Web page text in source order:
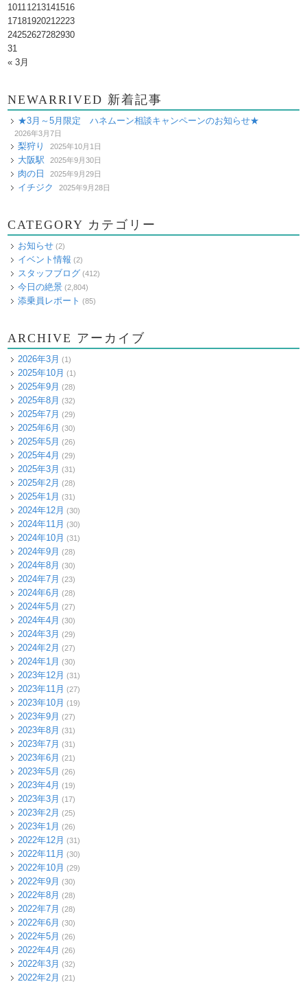
10111213141516
17181920212223
24252627282930
31
« 3月
NEWARRIVED 新着記事
★3月～5月限定 ハネムーン相談キャンペーンのお知らせ★
2026年3月7日
梨狩り 2025年10月1日
大阪駅 2025年9月30日
肉の日 2025年9月29日
イチジク 2025年9月28日
CATEGORY カテゴリー
お知らせ (2)
イベント情報 (2)
スタッフブログ (412)
今日の絶景 (2,804)
添乗員レポート (85)
ARCHIVE アーカイブ
2026年3月 (1)
2025年10月 (1)
2025年9月 (28)
2025年8月 (32)
2025年7月 (29)
2025年6月 (30)
2025年5月 (26)
2025年4月 (29)
2025年3月 (31)
2025年2月 (28)
2025年1月 (31)
2024年12月 (30)
2024年11月 (30)
2024年10月 (31)
2024年9月 (28)
2024年8月 (30)
2024年7月 (23)
2024年6月 (28)
2024年5月 (27)
2024年4月 (30)
2024年3月 (29)
2024年2月 (27)
2024年1月 (30)
2023年12月 (31)
2023年11月 (27)
2023年10月 (19)
2023年9月 (27)
2023年8月 (31)
2023年7月 (31)
2023年6月 (21)
2023年5月 (26)
2023年4月 (19)
2023年3月 (17)
2023年2月 (25)
2023年1月 (26)
2022年12月 (31)
2022年11月 (30)
2022年10月 (29)
2022年9月 (30)
2022年8月 (28)
2022年7月 (28)
2022年6月 (30)
2022年5月 (26)
2022年4月 (26)
2022年3月 (32)
2022年2月 (21)